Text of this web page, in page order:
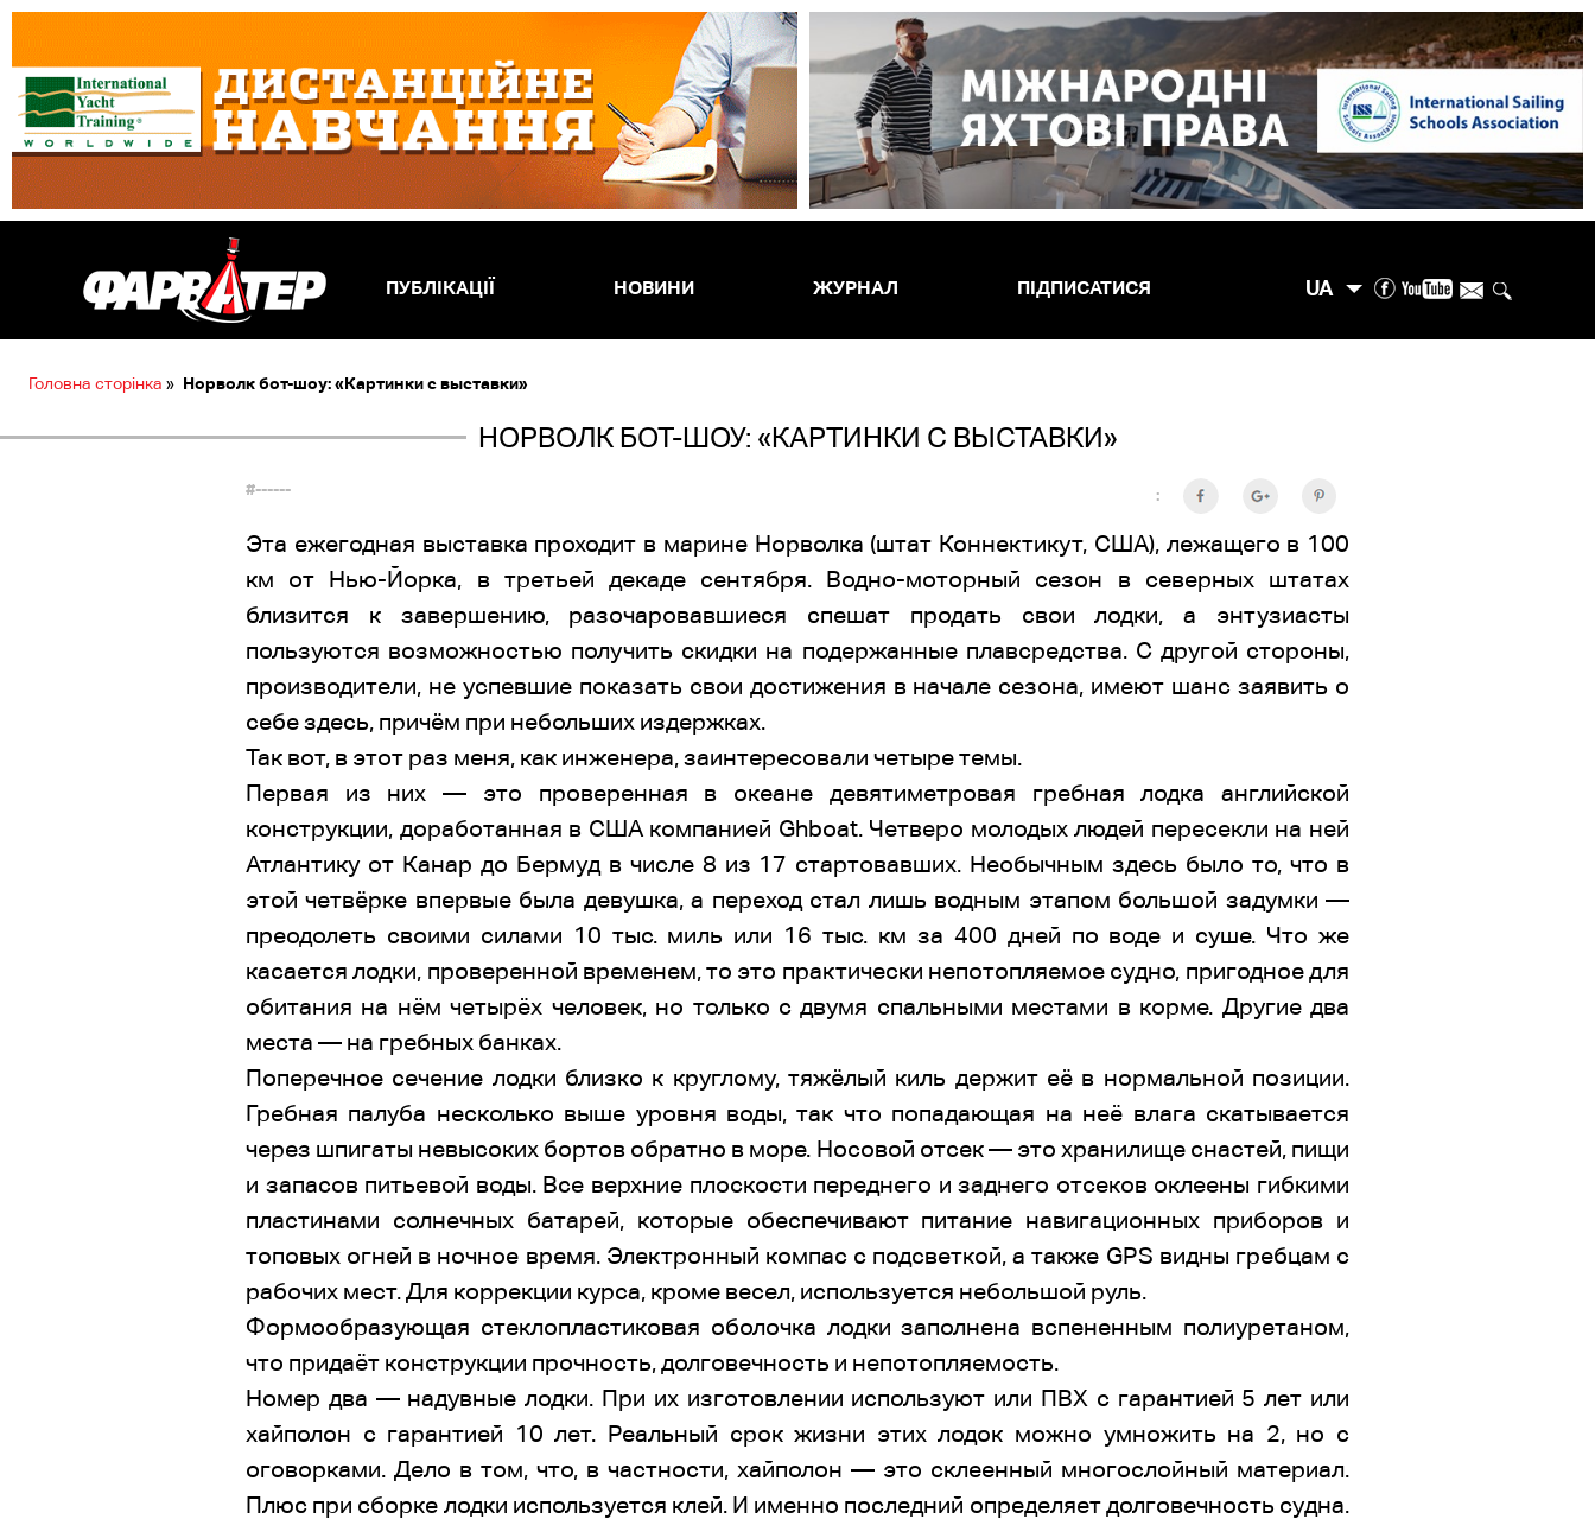
ПУБЛІКАЦІЇ НОВИНИ ЖУРНАЛ ПІДПИСАТИСЯ UA
Головна сторінка » Норволк бот-шоу: «Картинки с выставки»
НОРВОЛК БОТ-ШОУ: «КАРТИНКИ С ВЫСТАВКИ»
#------ :
Эта ежегодная выставка проходит в марине Норволка (штат Коннектикут, США), лежащего в 100
км от Нью-Йорка, в третьей декаде сентября. Водно-моторный сезон в северных штатах
близится к завершению, разочаровавшиеся спешат продать свои лодки, а энтузиасты
пользуются возможностью получить скидки на подержанные плавсредства. С другой стороны,
производители, не успевшие показать свои достижения в начале сезона, имеют шанс заявить о
себе здесь, причём при небольших издержках.
Так вот, в этот раз меня, как инженера, заинтересовали четыре темы.
Первая из них — это проверенная в океане девятиметровая гребная лодка английской
конструкции, доработанная в США компанией Ghboat. Четверо молодых людей пересекли на ней
Атлантику от Канар до Бермуд в числе 8 из 17 стартовавших. Необычным здесь было то, что в
этой четвёрке впервые была девушка, а переход стал лишь водным этапом большой задумки —
преодолеть своими силами 10 тыс. миль или 16 тыс. км за 400 дней по воде и суше. Что же
касается лодки, проверенной временем, то это практически непотопляемое судно, пригодное для
обитания на нём четырёх человек, но только с двумя спальными местами в корме. Другие два
места — на гребных банках.
Поперечное сечение лодки близко к круглому, тяжёлый киль держит её в нормальной позиции.
Гребная палуба несколько выше уровня воды, так что попадающая на неё влага скатывается
через шпигаты невысоких бортов обратно в море. Носовой отсек — это хранилище снастей, пищи
и запасов питьевой воды. Все верхние плоскости переднего и заднего отсеков оклеены гибкими
пластинами солнечных батарей, которые обеспечивают питание навигационных приборов и
топовых огней в ночное время. Электронный компас с подсветкой, а также GPS видны гребцам с
рабочих мест. Для коррекции курса, кроме весел, используется небольшой руль.
Формообразующая стеклопластиковая оболочка лодки заполнена вспененным полиуретаном,
что придаёт конструкции прочность, долговечность и непотопляемость.
Номер два — надувные лодки. При их изготовлении используют или ПВХ с гарантией 5 лет или
хайполон с гарантией 10 лет. Реальный срок жизни этих лодок можно умножить на 2, но с
оговорками. Дело в том, что, в частности, хайполон — это склеенный многослойный материал.
Плюс при сборке лодки используется клей. И именно последний определяет долговечность судна.